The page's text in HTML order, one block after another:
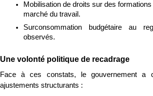
Mobilisation de droits sur des
marché du travail.
Surconsommation budgétaire au
observés.
Une volonté politique de recadrage
Face à ces constats, le gouvernement a
ajustements structurants :